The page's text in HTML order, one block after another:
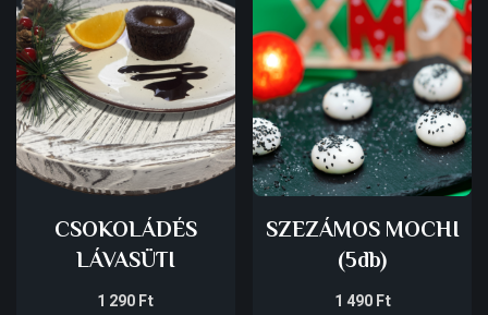
CSOKOLÁDÉS
LÁVASÜTI
1 290Ft
SZEZÁMOS MOCHI
(5db)
1 490Ft